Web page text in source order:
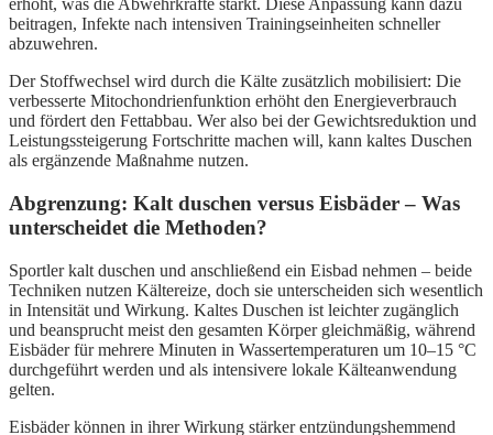
erhöht, was die Abwehrkräfte stärkt. Diese Anpassung kann dazu
beitragen, Infekte nach intensiven Trainingseinheiten schneller
abzuwehren.
Der Stoffwechsel wird durch die Kälte zusätzlich mobilisiert: Die
verbesserte Mitochondrienfunktion erhöht den Energieverbrauch
und fördert den Fettabbau. Wer also bei der Gewichtsreduktion und
Leistungssteigerung Fortschritte machen will, kann kaltes Duschen
als ergänzende Maßnahme nutzen.
Abgrenzung: Kalt duschen versus Eisbäder – Was
unterscheidet die Methoden?
Sportler kalt duschen und anschließend ein Eisbad nehmen – beide
Techniken nutzen Kältereize, doch sie unterscheiden sich wesentlich
in Intensität und Wirkung. Kaltes Duschen ist leichter zugänglich
und beansprucht meist den gesamten Körper gleichmäßig, während
Eisbäder für mehrere Minuten in Wassertemperaturen um 10–15 °C
durchgeführt werden und als intensivere lokale Kälteanwendung
gelten.
Eisbäder können in ihrer Wirkung stärker entzündungshemmend